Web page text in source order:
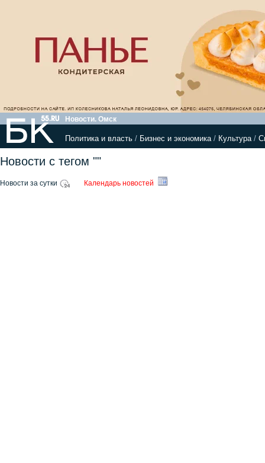
Новости. Омск
Политика и власть / Бизнес и экономика/ Культура/
Новости с тегом ""
Новости за сутки Календарь новостей